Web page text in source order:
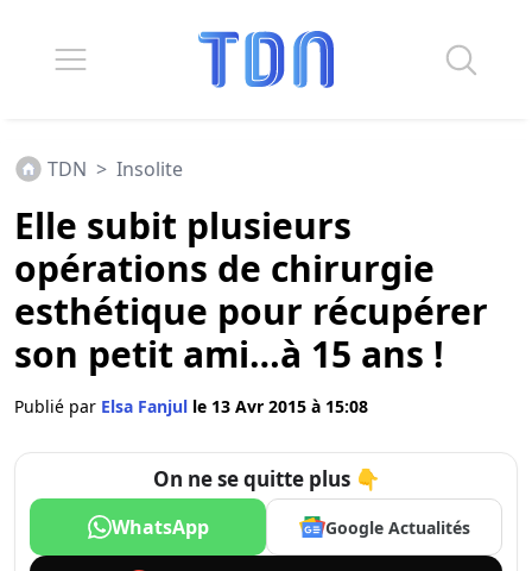
TDN > Insolite
Elle subit plusieurs
opérations de chirurgie
esthétique pour récupérer
son petit ami…à 15 ans !
Publié par Elsa Fanjul le 13 Avr 2015 à 15:08
On ne se quitte plus 👇
WhatsApp Google Actualités